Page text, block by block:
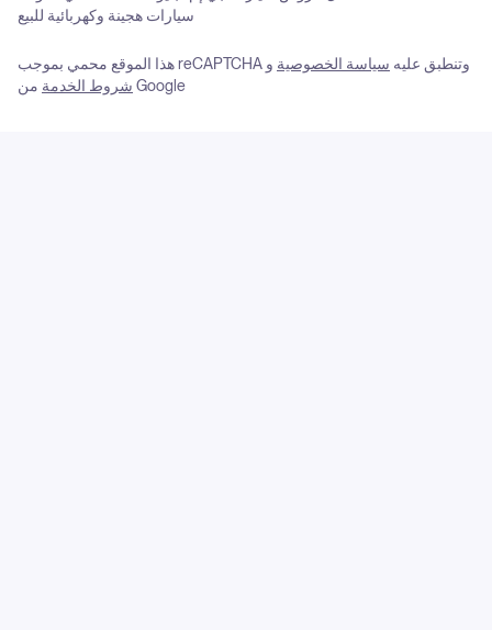
سيارات هجينة وكهربائية للبيع
هذا الموقع محمي بموجب reCAPTCHA وتنطبق عليه سياسة الخصوصية و
شروط الخدمة من Google